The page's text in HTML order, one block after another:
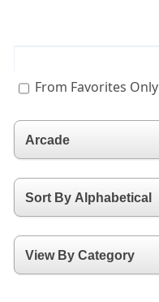
From Favorites Only